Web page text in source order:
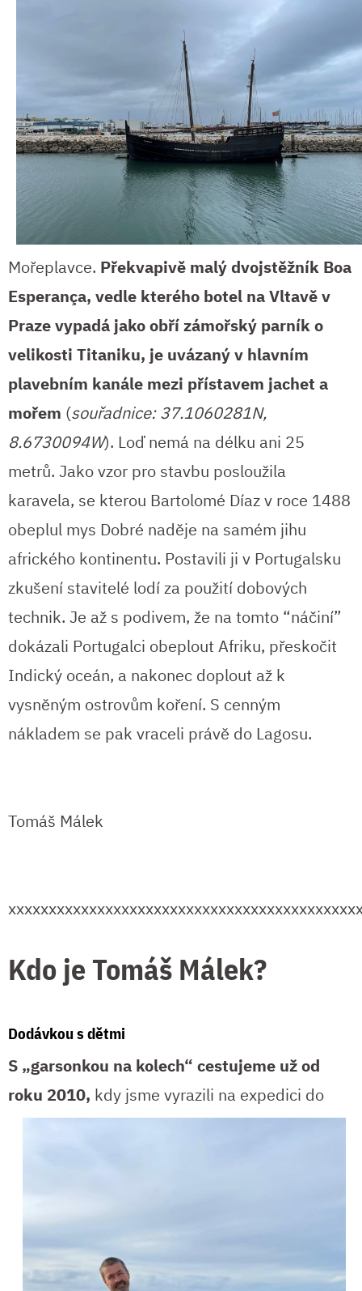
Mořeplavce. Překvapivě malý dvojstěžník Boa
Esperança, vedle kterého botel na Vltavě v
Praze vypadá jako obří zámořský parník o
velikosti Titaniku, je uvázaný v hlavním
plavebním kanále mezi přístavem jachet a
mořem (souřadnice: 37.1060281N,
8.6730094W). Loď nemá na délku ani 25
metrů. Jako vzor pro stavbu posloužila
karavela, se kterou Bartolomé Díaz v roce 1488
obeplul mys Dobré naděje na samém jihu
afrického kontinentu. Postavili ji v Portugalsku
zkušení stavitelé lodí za použití dobových
technik. Je až s podivem, že na tomto “náčiní”
dokázali Portugalci obeplout Afriku, přeskočit
Indický oceán, a nakonec doplout až k
vysněným ostrovům koření. S cenným
nákladem se pak vraceli právě do Lagosu.
Tomáš Málek
Kdo je Tomáš Málek?
Dodávkou s dětmi
S „garsonkou na kolech“ cestujeme už od
roku 2010, kdy jsme vyrazili na expedici do